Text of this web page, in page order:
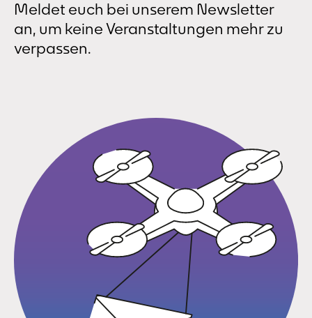
Meldet euch bei unserem Newsletter
an, um keine Veranstaltungen mehr zu
verpassen.